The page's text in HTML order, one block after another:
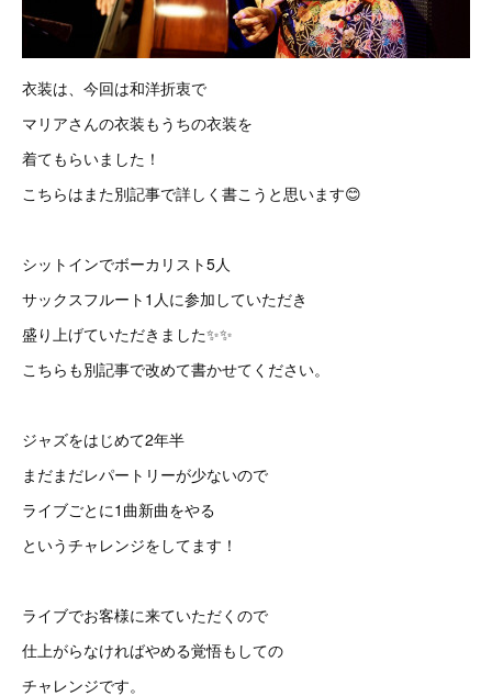
衣装は、今回は和洋折衷で
マリアさんの衣装もうちの衣装を
着てもらいました！
こちらはまた別記事で詳しく書こうと思います😊
シットインでボーカリスト5人
サックスフルート1人に参加していただき
盛り上げていただきました✨✨
こちらも別記事で改めて書かせてください。
ジャズをはじめて2年半
まだまだレパートリーが少ないので
ライブごとに1曲新曲をやる
というチャレンジをしてます！
ライブでお客様に来ていただくので
仕上がらなければやめる覚悟もしての
チャレンジです。